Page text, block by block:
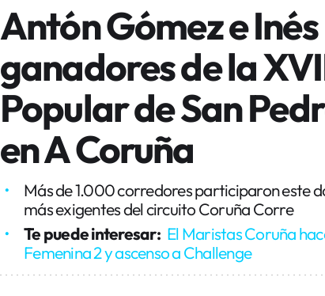
Antón Gómez e
ganadores de la
Popular de San
en A Coruña
Más de 1.000 corredores participaron este
más exigentes del circuito Coruña Corre
Te puede interesar: El Maristas Coruña
Femenina 2 y ascenso a Challenge